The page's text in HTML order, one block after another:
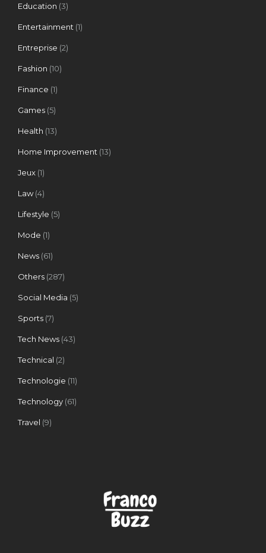
Education (3)
Entertainment (1)
Entreprise (2)
Fashion (10)
Finance (1)
Games (5)
Health (13)
Home Improvement (13)
Jeux (1)
Law(4)
Lifestyle (5)
Mode (1)
News (61)
Others (287)
Social Media (5)
Sports (7)
Tech News (43)
Technical (2)
Technologie (11)
Technology (61)
Travel (9)